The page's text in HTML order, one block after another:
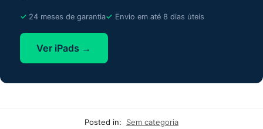
24 meses de garantia Envio em até 8 dias úteis
Ver iPads →
Posted in: Sem categoria